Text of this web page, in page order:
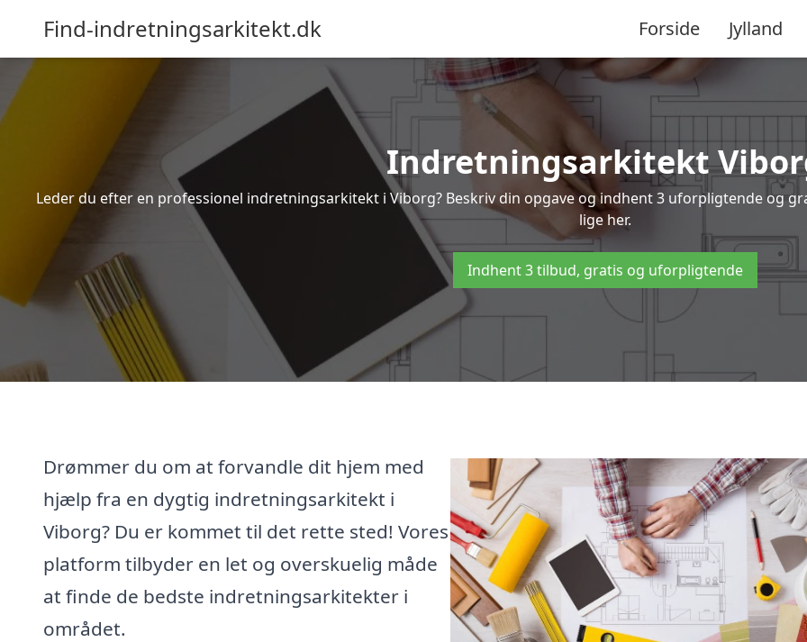
Find-indretningsarkitekt.dk Forside Jylland
Indretningsarkitekt
Leder du efter en professionel indretningsarkitekt i Viborg? Beskriv din opgave og indhent 3 uforpligtende og
lige her.
Indhent 3 tilbud, gratis og uforpligtende
Drømmer du om at forvandle dit hjem med
hjælp fra en dygtig indretningsarkitekt i
Viborg? Du er kommet til det rette sted! Vores
platform tilbyder en let og overskuelig måde
at finde de bedste indretningsarkitekter i
området.